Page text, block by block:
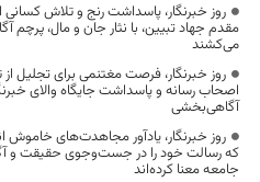
روز خبرنگار، پاسداشت رنج و تلاش
مقدم جهاد تبیین، با نثار جان و مال، پرچم
می‌کشند
روز خبرنگار، فرصت مغتنمی برای تجلیل
اصحاب رسانه و پاسداشت جایگاه والای
آگاهی‌بخشی
روز خبرنگار، یادآور مجاهدت‌های
که رسالت خود را در جست‌وجوی حقیقت و
جامعه معنا کرده‌اند